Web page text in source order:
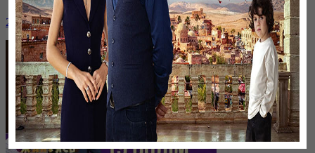
20 января, 17:16